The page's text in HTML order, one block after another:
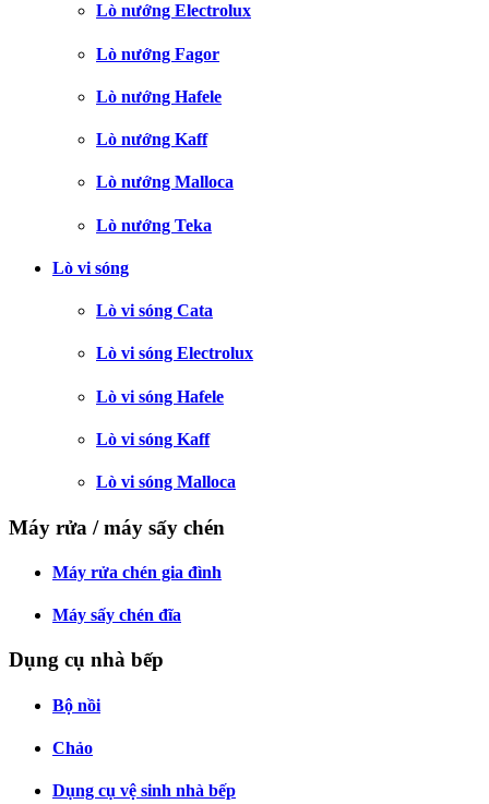
Lò nướng Electrolux
Lò nướng Fagor
Lò nướng Hafele
Lò nướng Kaff
Lò nướng Malloca
Lò nướng Teka
Lò vi sóng
Lò vi sóng Cata
Lò vi sóng Electrolux
Lò vi sóng Hafele
Lò vi sóng Kaff
Lò vi sóng Malloca
Máy rửa / máy sấy chén
Máy rửa chén gia đình
Máy sấy chén đĩa
Dụng cụ nhà bếp
Bộ nồi
Chảo
Dụng cụ vệ sinh nhà bếp